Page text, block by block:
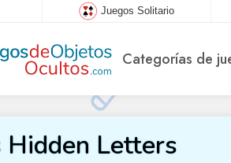
Juegos Solitario
Categorías de
Hidden Letters